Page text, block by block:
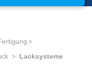
Lacksysteme